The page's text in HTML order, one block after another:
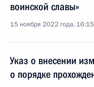
воинской славы»
15 ноября 2022 года, 16:15
Указ о внесении
о порядке